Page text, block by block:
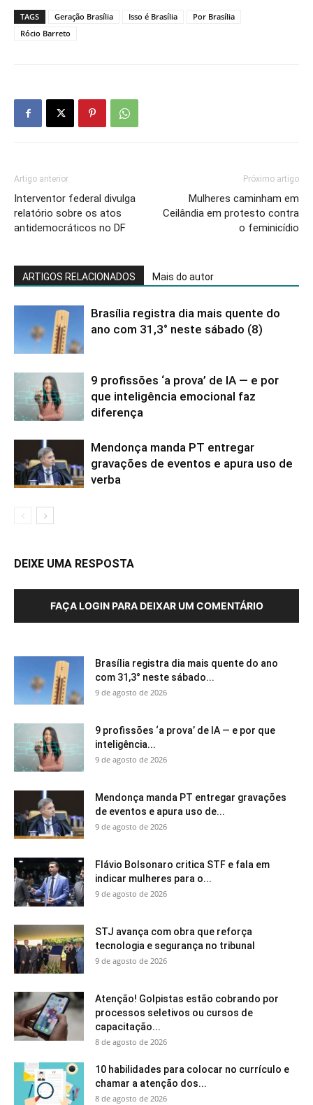
TAGS Geração Brasília Isso é Brasília
Por Brasília
Rócio Barreto
Artigo anterior
Interventor federal divulga
relatório sobre os atos
antidemocráticos no DF
Próximo artigo
Mulheres caminham em
Ceilândia em protesto contra
o feminicídio
ARTIGOS RELACIONADOS Mais do autor
Brasília registra dia mais quente do
ano com 31,3° neste sábado (8)
9 profissões ‘a prova’ de IA — e por
que inteligência emocional faz
diferença
Mendonça manda PT entregar
gravações de eventos e apura uso de
verba
DEIXE UMA RESPOSTA
FAÇA LOGIN PARA DEIXAR UM COMENTÁRIO
Brasília registra dia mais quente do ano
com 31,3° neste sábado...
9 de agosto de 2026
9 profissões ‘a prova’ de IA — e por que
inteligência...
9 de agosto de 2026
Mendonça manda PT entregar gravações
de eventos e apura uso de...
9 de agosto de 2026
Flávio Bolsonaro critica STF e fala em
indicar mulheres para o...
9 de agosto de 2026
STJ avança com obra que reforça
tecnologia e segurança no tribunal
9 de agosto de 2026
Atenção! Golpistas estão cobrando por
processos seletivos ou cursos de
capacitação...
8 de agosto de 2026
10 habilidades para colocar no currículo e
chamar a atenção dos...
8 de agosto de 2026